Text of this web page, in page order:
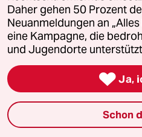
Vor Ort
Live im Stream
Vergangene
taz lab 2027
Daher gehen 50 Prozent
Neuanmeldungen an
eine Kampagne, die
und Jugendorte
 Ja,
Schon